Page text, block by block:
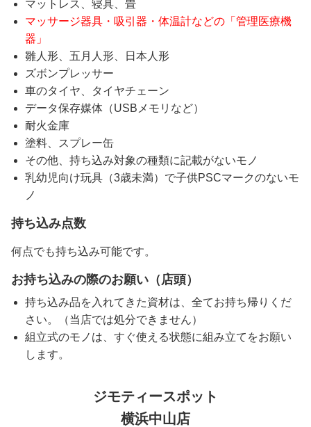
マットレス、寝具、畳
マッサージ器具・吸引器・体温計などの「管理医療機
器」
雛人形、五月人形、日本人形
ズボンプレッサー
車のタイヤ、タイヤチェーン
データ保存媒体（USBメモリなど）
耐火金庫
塗料、スプレー缶
その他、持ち込み対象の種類に記載がないモノ
乳幼児向け玩具（3歳未満）で子供PSCマークのないモ
ノ
持ち込み点数
何点でも持ち込み可能です。
お持ち込みの際のお願い（店頭）
持ち込み品を入れてきた資材は、全てお持ち帰りくだ
さい。（当店では処分できません）
組立式のモノは、すぐ使える状態に組み立てをお願い
します。
ジモティースポット
横浜中山店